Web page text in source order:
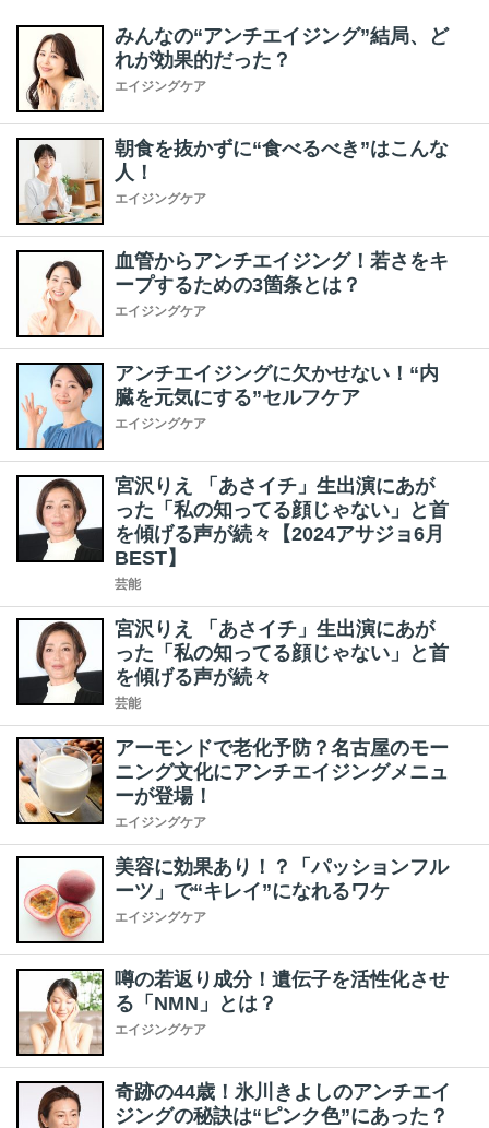
みんなの“アンチエイジング”結局、ど
れが効果的だった？
エイジングケア
朝食を抜かずに“食べるべき”はこんな
人！
エイジングケア
血管からアンチエイジング！若さをキ
ープするための3箇条とは？
エイジングケア
アンチエイジングに欠かせない！“内
臓を元気にする”セルフケア
エイジングケア
宮沢りえ 「あさイチ」生出演にあが
った「私の知ってる顔じゃない」と首
を傾げる声が続々【2024アサジョ6月
BEST】
芸能
宮沢りえ 「あさイチ」生出演にあが
った「私の知ってる顔じゃない」と首
を傾げる声が続々
芸能
アーモンドで老化予防？名古屋のモー
ニング文化にアンチエイジングメニュ
ーが登場！
エイジングケア
美容に効果あり！？「パッションフル
ーツ」で“キレイ”になれるワケ
エイジングケア
噂の若返り成分！遺伝子を活性化させ
る「NMN」とは？
エイジングケア
奇跡の44歳！氷川きよしのアンチエイ
ジングの秘訣は“ピンク色”にあった？